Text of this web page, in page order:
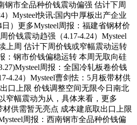
钢市全品种价钱震动偏强 估计下周
）Mysteel快讯:国内中厚板出产企业
）更多Mysteel周报：福建省钢材价
价钱震动趋强（4.17-4.24）Mysteel
上周 估计下周价钱或窄幅震动运转
报：钢市价钱偏稳运转 本周无取向硅
周报：全国冷轧板卷价钱
4.24）Mysteel曹剑怯：5月板带材供
口上限 价钱调整空间无限今日南北
窄幅震动为从，具体来看，更多
材供需暂无亮点 成本建底取出口上限
周报：西南钢市全品种价钱偏